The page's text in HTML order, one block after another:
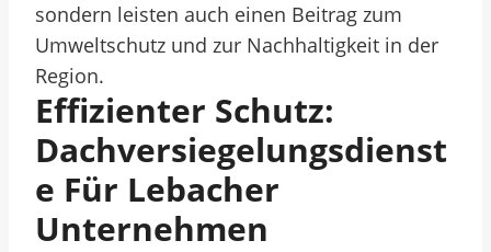
sondern leisten auch einen Beitrag zum
Umweltschutz und zur Nachhaltigkeit in der
Region.
Effizienter Schutz:
Dachversiegelungsdienst
E Für Lebacher
Unternehmen